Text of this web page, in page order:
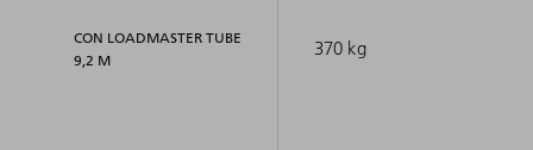
CON LOADMASTER TUBE
9,2 M
370 kg